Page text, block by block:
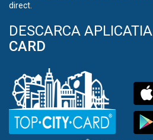
direct.
DESCARCA APLICATIA
CARD